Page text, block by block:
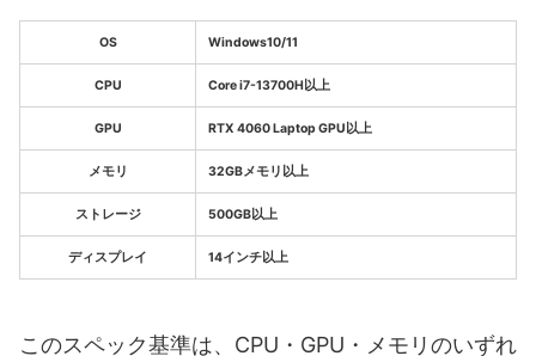
OS Windows10/11
CPU Core i7-13700H以上
GPU RTX 4060 Laptop GPU以上
メモリ 32GBメモリ以上
ストレージ 500GB以上
ディスプレイ 14インチ以上
このスペック基準は、CPU・GPU・メモリのいずれ